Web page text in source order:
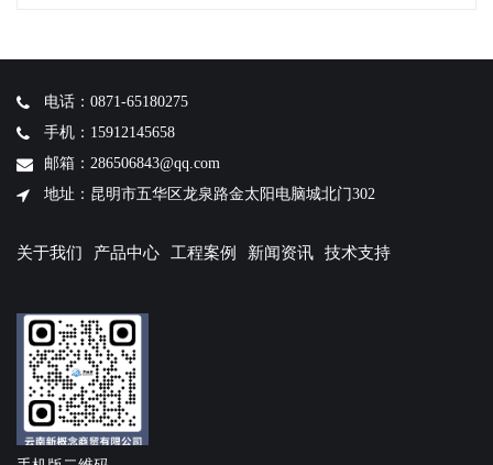
电话：0871-65180275
手机：15912145658
邮箱：286506843@qq.com
地址：昆明市五华区龙泉路金太阳电脑城北门302
关于我们 产品中心 工程案例 新闻资讯 技术支持